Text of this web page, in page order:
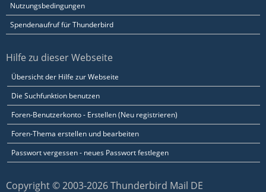
Nutzungsbedingungen
Spendenaufruf für Thunderbird
Hilfe zu dieser Webseite
Übersicht der Hilfe zur Webseite
Die Suchfunktion benutzen
Foren-Benutzerkonto - Erstellen (Neu registrieren)
Foren-Thema erstellen und bearbeiten
Passwort vergessen - neues Passwort festlegen
Copyright © 2003-2026 Thunderbird Mail DE